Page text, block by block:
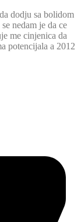
dodju sa bolidom
nedam je da ce
me cinjenica da
potencijala a 2012